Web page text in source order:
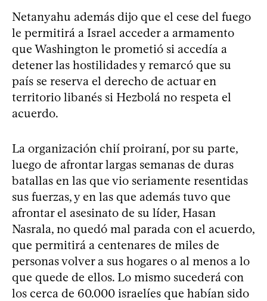
Netanyahu además dijo que el cese del fuego
le permitirá a Israel acceder a armamento
que Washington le prometió si accedía a
detener las hostilidades y remarcó que su
país se reserva el derecho de actuar en
territorio libanés si Hezbolá no respeta el
acuerdo.
La organización chií proiraní, por su parte,
luego de afrontar largas semanas de duras
batallas en las que vio seriamente resentidas
sus fuerzas, y en las que además tuvo que
afrontar el asesinato de su líder, Hasan
Nasrala, no quedó mal parada con el acuerdo,
que permitirá a centenares de miles de
personas volver a sus hogares o al menos a lo
que quede de ellos. Lo mismo sucederá con
los cerca de 60.000 israelíes que habían sido